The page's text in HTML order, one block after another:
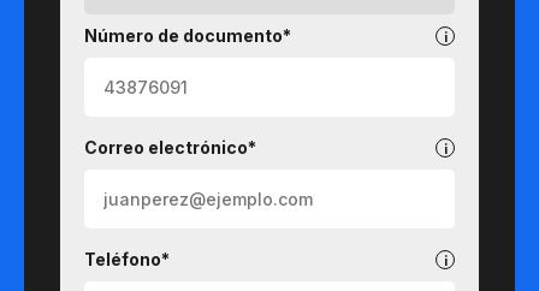
Número de documento*
Correo electrónico*
Teléfono*